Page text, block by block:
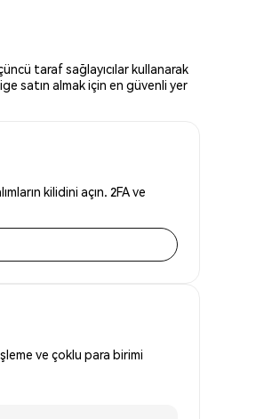
taraf sağlayıcılar kullanarak
satın almak için en güvenli yer
kilidini açın. 2FA ve
ve çoklu para birimi